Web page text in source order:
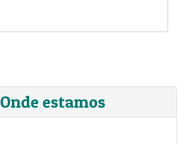
Onde estamos